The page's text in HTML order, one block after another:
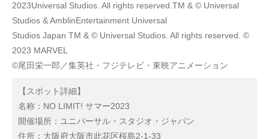
2023Universal Studios. All rights reserved.TM & © Universal
Studios & AmblinEntertainment Universal
Studios Japan TM & © Universal Studios. All rights reserved. ©
2023 MARVEL
©尾田栄一郎／集英社・フジテレビ・東映アニメーション
【スポット詳細】
名称：NO LIMIT! サマー2023
開催場所：ユニバーサル・スタジオ・ジャパン
住所：大阪府大阪市此花区桜島2-1-33